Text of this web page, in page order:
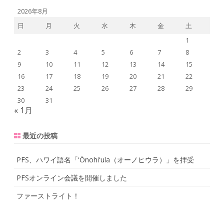
2026年8月
日
月 火 水 木 金
土
1
2
3 4 5 6 7
8
9
10 11 12 13 14
15
16
17 18 19 20 21
22
23
24 25 26 27 28
29
30
31
« 1月
最近の投稿
PFS、ハワイ語名「ʻŌnohiʻula（オーノヒウラ）」を拝受
PFSオンライン会議を開催しました
ファーストライト！